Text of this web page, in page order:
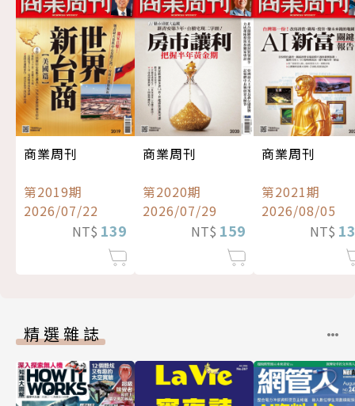
商業周刊
第2019期
2026/07/22
NT$ 139
商業周刊
第2020期
2026/07/29
NT$ 159
商業周刊
第2021期
2026/08/05
NT$
精選雜誌